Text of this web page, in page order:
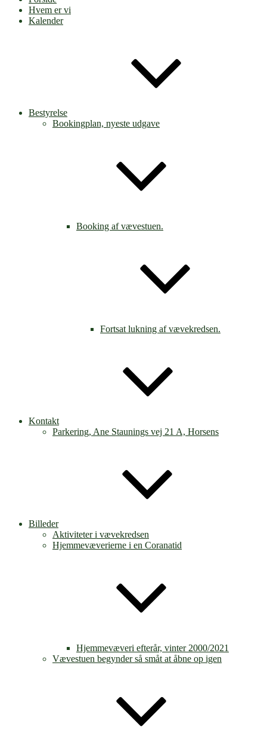
Hvem er vi
Kalender
Bestyrelse
Bookingplan, nyeste udgave
Booking af vævestuen.
Fortsat lukning af vævekredsen.
Kontakt
Parkering, Ane Staunings vej 21 A, Horsens
Billeder
Aktiviteter i vævekredsen
Hjemmevæverierne i en Coranatid
Hjemmevæveri efterår, vinter 2000/2021
Vævestuen begynder så småt at åbne op igen